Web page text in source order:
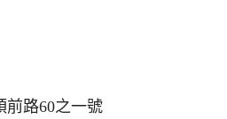
前路60之一號